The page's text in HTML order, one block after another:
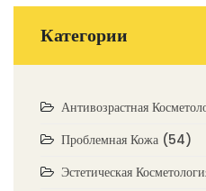
Категории
Антивозрастная
Проблемная Кожа (54)
Эстетическая